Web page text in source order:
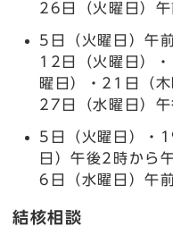
26日（火曜日）
5日（火曜日）午
12日（火曜日）
曜日）・21日（
27日（水曜日）
5日（火曜日）・
日）午後2時から
6日（水曜日）午
結核相談